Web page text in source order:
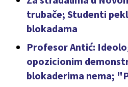
trubače; Studenti
blokadama
Profesor Antić:
opozicionim
blokaderima nema;